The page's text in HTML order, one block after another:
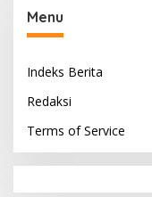
Menu
Indeks Berita
Redaksi
Terms of Service